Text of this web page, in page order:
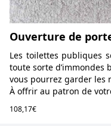
Ouverture de
Les toilettes publiques
toute sorte d’immondes
vous pourrez garder les
À offrir au patron de
108,17€